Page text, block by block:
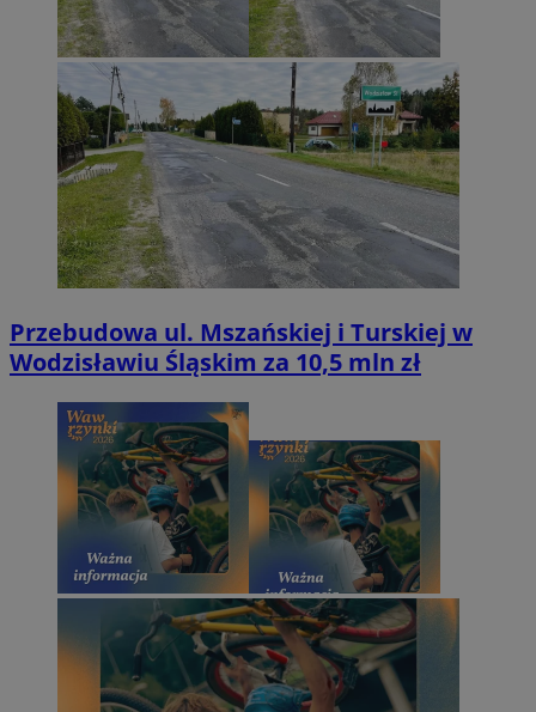
Przebudowa ul. Mszańskiej i Turskiej w
Wodzisławiu Śląskim za 10,5 mln zł